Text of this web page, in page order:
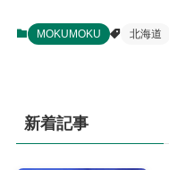
MOKUMOKU 北海道
新着記事